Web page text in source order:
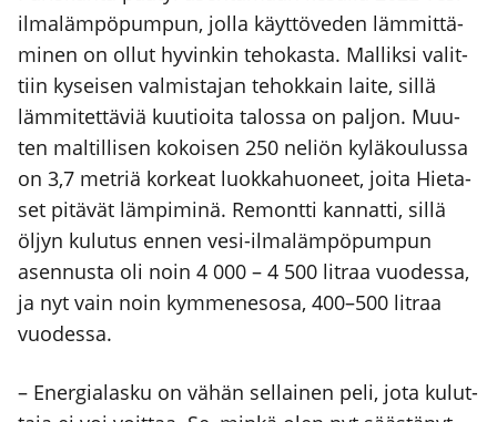
ilma­läm­pö­pum­pun, jol­la käyt­tö­ve­den läm­mit­tä­
mi­nen on ollut hyvin­kin teho­kas­ta. Mal­lik­si valit­
tiin kysei­sen val­mis­ta­jan tehok­kain lai­te, sil­lä
läm­mi­tet­tä­viä kuu­tioi­ta talos­sa on pal­jon. Muu­
ten mal­til­li­sen kokoi­sen 250 neliön kylä­kou­lus­sa
on 3,7 met­riä kor­keat luok­ka­huo­neet, joi­ta Hie­ta­
set pitä­vät läm­pi­mi­nä. Remont­ti kan­nat­ti, sil­lä
öljyn kulu­tus ennen vesi-ilma­läm­pö­pum­pun
asen­nus­ta oli noin 4 000 – 4 500 lit­raa vuo­des­sa,
ja nyt vain noin kym­me­nes­osa, 400–500 lit­raa
vuo­des­sa.
– Ener­gia­las­ku on vähän sel­lai­nen peli, jota kulut­